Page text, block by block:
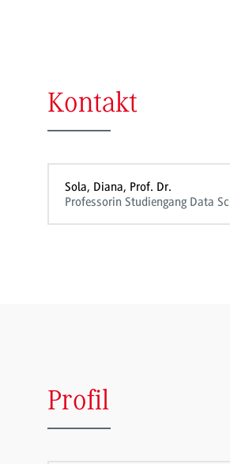
Kontakt
Sola, Diana, Prof. Dr.
Professorin Studiengang Data
Profil